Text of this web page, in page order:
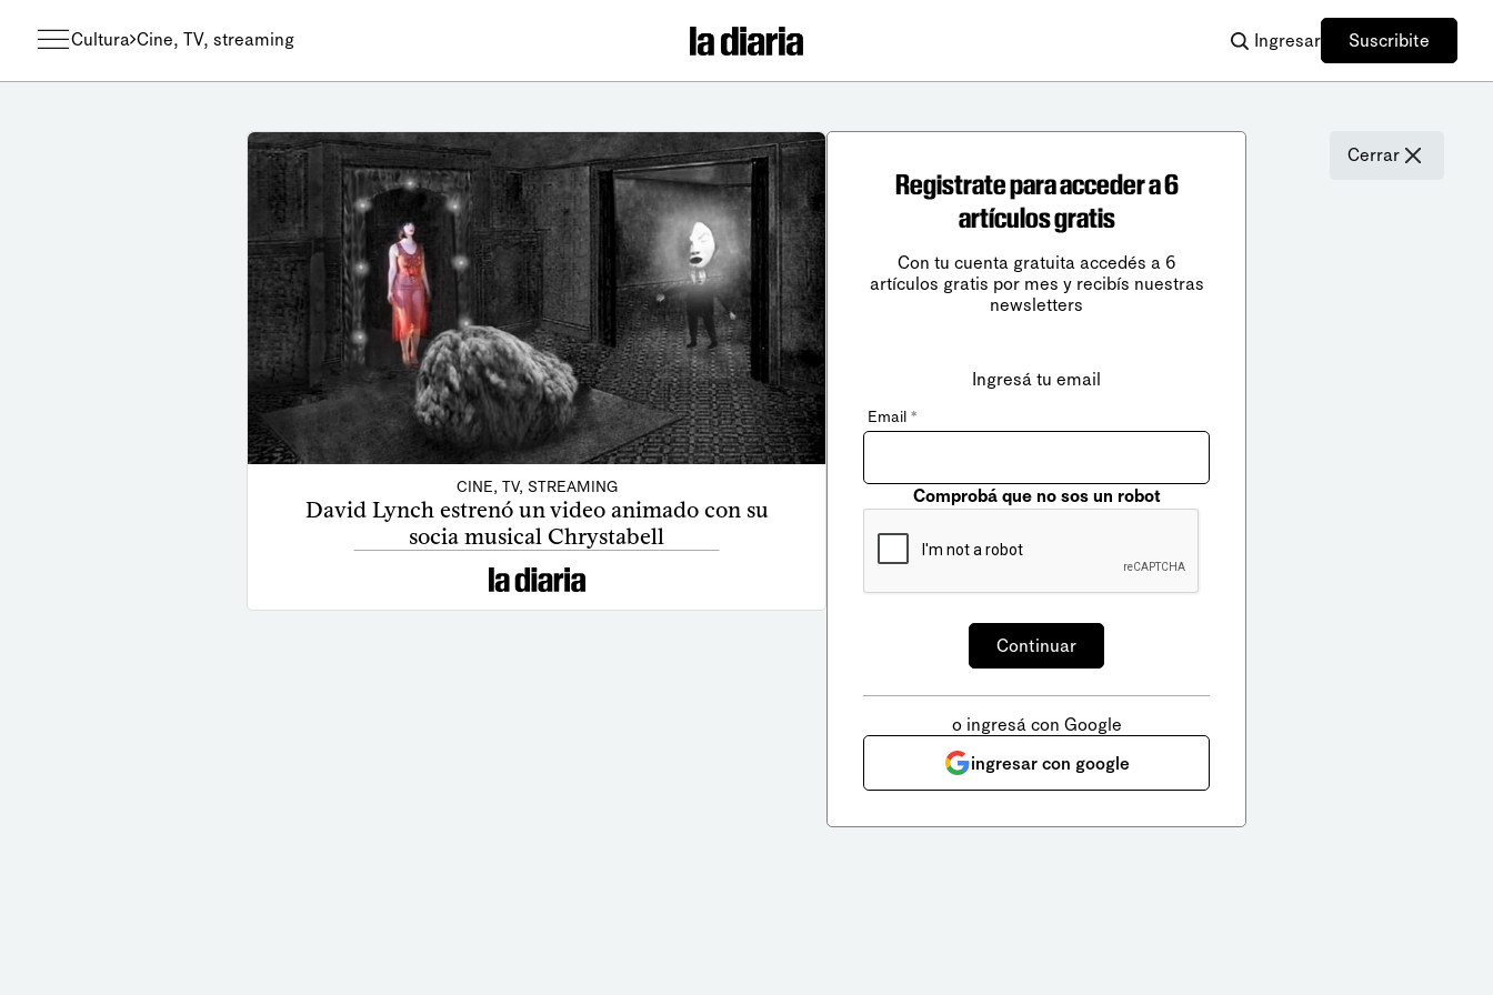
Cultura Cine, TV, streaming Ingresar Suscribite
CINE, TV, STREAMING
David Lynch estrenó un video animado con su
socia musical Chrystabell
Cerrar
Registrate para acceder a 6
artículos gratis
Con tu cuenta gratuita accedés a 6
artículos gratis por mes y recibís nuestras
newsletters
Ingresá tu email
Email *
Comprobá que no sos un robot
o ingresá con Google
ingresar con google